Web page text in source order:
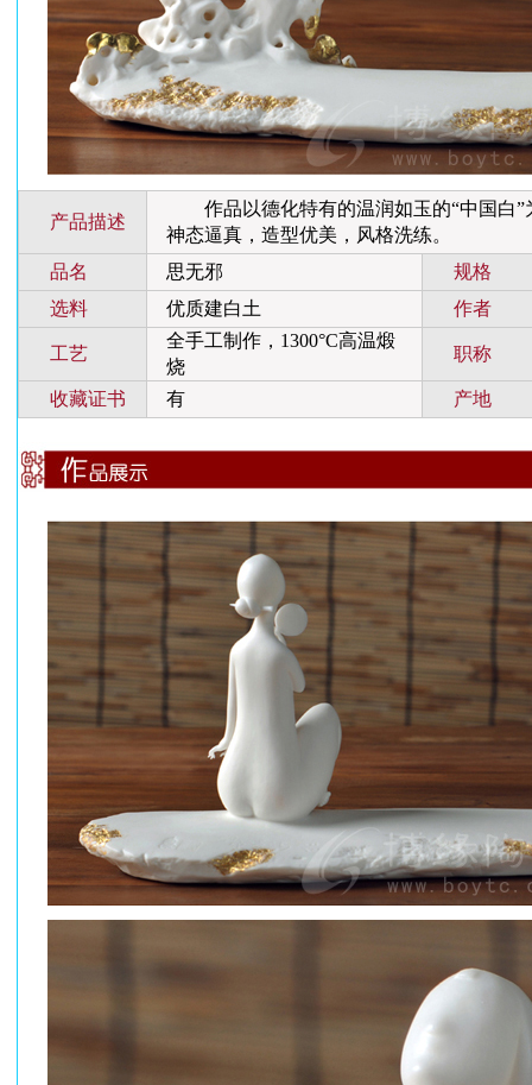
产品描述
作品以德化特有的温润如玉的“中国白”
神态逼真，造型优美，风格洗练。
品名
思无邪
规格
选料
优质建白土 作者
工艺
全手工制作，1300°C高温煅
烧
职称
收藏证书 有 产地